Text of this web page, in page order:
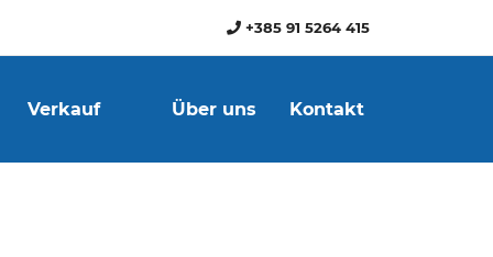
+385 91 5264 415
Verkauf Über uns Kontakt